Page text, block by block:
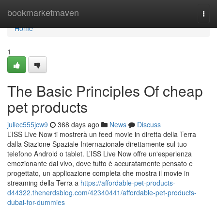
bookmarketmaven
Home
Home
1
The Basic Principles Of cheap
pet products
juliec555jcw9 368 days ago News
Discuss
L’ISS Live Now ti mostrerà un feed movie in diretta della Terra
dalla Stazione Spaziale Internazionale direttamente sul tuo
telefono Android o tablet. L’ISS Live Now offre un'esperienza
emozionante dal vivo, dove tutto è accuratamente pensato e
progettato, un applicazione completa che mostra il movie in
streaming della Terra a https://affordable-pet-products-
d44322.thenerdsblog.com/42340441/affordable-pet-products-
dubai-for-dummies